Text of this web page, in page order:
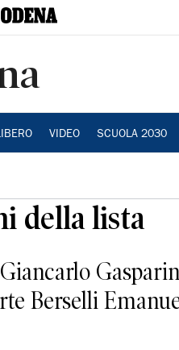
VIDEO SCUOLA 2030
della lista
Berselli